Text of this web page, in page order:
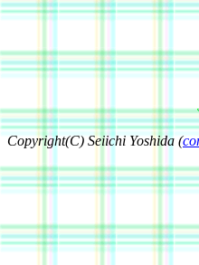
Copyright(C) Seiichi Yoshida (